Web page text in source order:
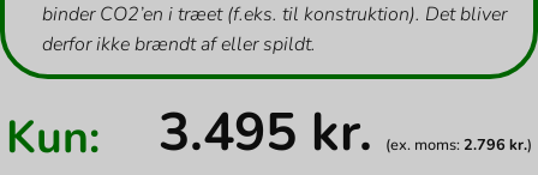
binder CO2’en i træet (f.eks. til konstruktion). Det bliver
derfor ikke brændt af eller spildt.
Kun: 3.495 kr. (ex. moms:2.796 kr.)